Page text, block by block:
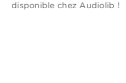
disponible chez Audiolib !